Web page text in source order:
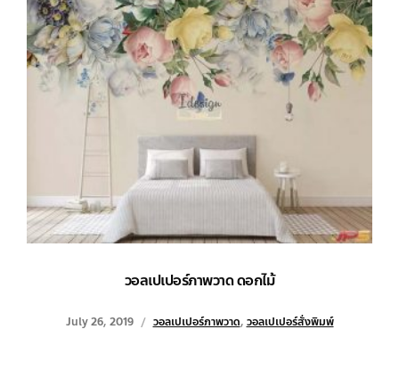
วอลเปเปอร์ภาพวาด ดอกไม้
July 26, 2019 วอลเปเปอร์ภาพวาด, วอลเปเปอร์สั่งพิมพ์